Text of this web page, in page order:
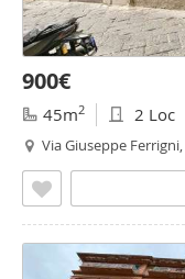
900€
45m2 2 Loc
Via Giuseppe Ferrigni,